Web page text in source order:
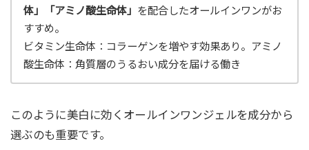
体」「アミノ酸生命体」 を配合したオールインワンがお
すすめ。
ビタミン生命体：コラーゲンを増やす効果あり。アミノ
酸生命体：角質層のうるおい成分を届ける働き
このように美白に効くオールインワンジェルを成分から
選ぶのも重要です。